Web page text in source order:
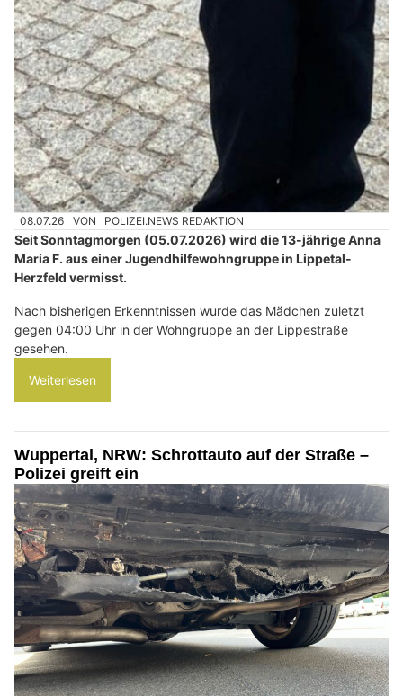
08.07.26 VON POLIZEI.NEWS REDAKTION
Seit Sonntagmorgen (05.07.2026) wird die 13-jährige Anna
Maria F. aus einer Jugendhilfewohngruppe in Lippetal-
Herzfeld vermisst.
Nach bisherigen Erkenntnissen wurde das Mädchen zuletzt
gegen 04:00 Uhr in der Wohngruppe an der Lippestraße
gesehen.
Weiterlesen
Wuppertal, NRW: Schrottauto auf der Straße –
Polizei greift ein